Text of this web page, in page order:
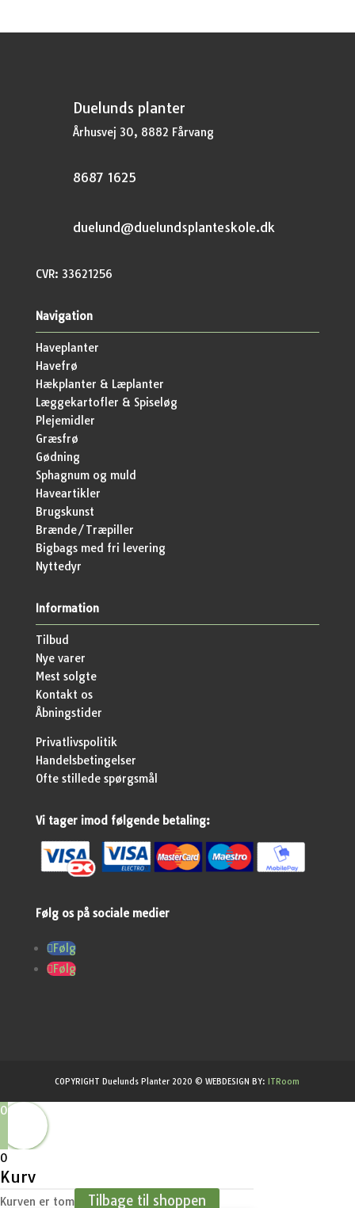
Duelunds planter
Århusvej 30, 8882 Fårvang
8687 1625
duelund@duelundsplanteskole.dk
CVR: 33621256
Navigation
Haveplanter
Havefrø
Hækplanter & Læplanter
Læggekartofler & Spiseløg
Plejemidler
Græsfrø
Gødning
Sphagnum og muld
Haveartikler
Brugskunst
Brænde/Træpiller
Bigbags med fri levering
Nyttedyr
Information
Tilbud
Nye varer
Mest solgte
Kontakt os
Åbningstider
Privatlivspolitik
Handelsbetingelser
Ofte stillede spørgsmål
Vi tager imod følgende betaling:
Følg os på sociale medier
Følg
Følg
COPYRIGHT Duelunds Planter 2020 © WEBDESIGN BY: ITRoom
0
0
Kurv
Kurven er tom Tilbage til shoppen